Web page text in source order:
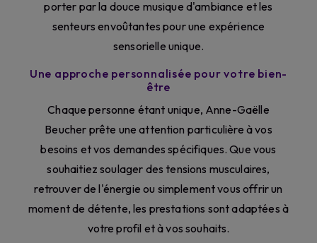
porter par la douce musique d'ambiance et les
senteurs envoûtantes pour une expérience
sensorielle unique.
Une approche personnalisée pour votre bien-
être
Chaque personne étant unique, Anne-Gaëlle
Beucher prête une attention particulière à vos
besoins et vos demandes spécifiques. Que vous
souhaitiez soulager des tensions musculaires,
retrouver de l'énergie ou simplement vous offrir un
moment de détente, les prestations sont adaptées à
votre profil et à vos souhaits.